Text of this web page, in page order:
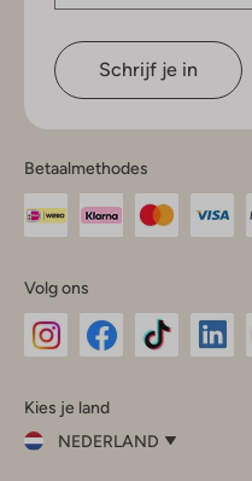
Schrijf je in
Betaalmethodes
Volg ons
InstagramFacebook
Kies je land
NEDERLAND